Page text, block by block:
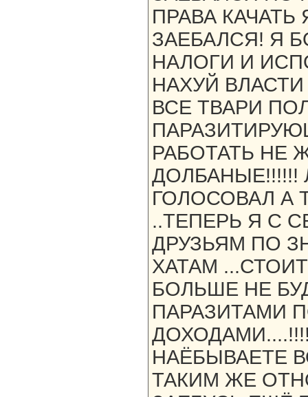
ПРАВА
ЗАЕБАЛСЯ! Я
НАЛОГИ И
НАХУЙ
ВСЕ ТВАРИ
РАБОТАТЬ НЕ
ДОЛБАНЫЕ!!!!!!
ГОЛОСОВАЛ А
..ТЕПЕРЬ Я С
ДРУЗЬЯМ ПО
ХАТАМ
БОЛЬШЕ НЕ
ПАРАЗИТАМИ
НАЁБЫВАЕТЕ
ТАКИМ ЖЕ